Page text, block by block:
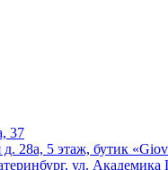
37
28а, 5 этаж, бутик
ул.